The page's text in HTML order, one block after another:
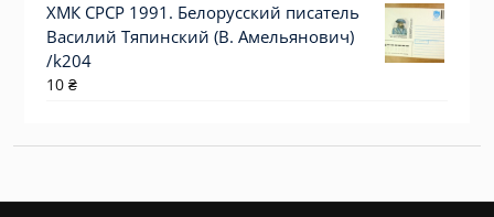
ХМК СРСР 1991. Белорусский писатель
Василий Тяпинский (В. Амельянович)
/k204
10 ₴